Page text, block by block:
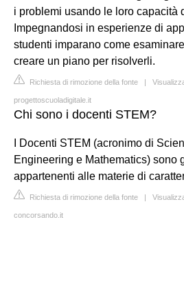
i problemi usando le loro capacità
Impegnandosi in esperienze di
studenti imparano come
creare un piano per risolverli.
Richiesta di rimozione della fonte |
progettoscuoladigitale.it
Chi sono i docenti STEM?
I Docenti STEM (acronimo di
Engineering e Mathematics) sono
appartenenti alle materie di
Richiesta di rimozione della fonte |
concorsando.it